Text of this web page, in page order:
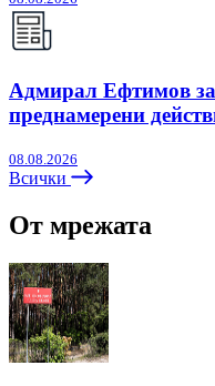
Адмирал Ефтимов
преднамерени
08.08.2026
Всички
От мрежата